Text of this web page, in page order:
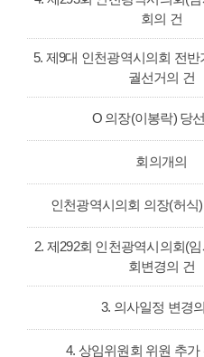
회의 건
5. 제9대 인천광역시의회 전반
궐선거의 건
O 의장(이봉락) 당
회의개의
인천광역시의회 의장(허식
2. 제292회 인천광역시의회(
회변경의 건
3. 의사일정 변경
4. 상임위원회 위원 추가